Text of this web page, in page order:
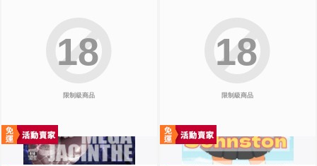
限制級商品
18
限制級商品
18